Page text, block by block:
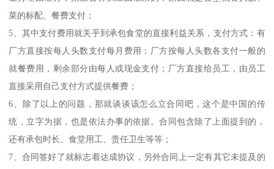
菜的标配、餐费支付；
5、其中支付费用就关乎到承包食堂的直接利益关系，支付方式：有
厂方直接按每人头数支付每月费用；厂方按每人头数各支付一般的
就餐费用，剩余部分由每人或现金支付；厂方直接给员工，由员工
直接采用自己支付方式提供餐费；
6、除了以上的问题，那就谈谈该怎么立合同吧，这个是中国的传
统，立字为据，也是依法办事的依据。合同包含除了上面提到的，
还有承包时长、食堂用工、责任卫生等等；
7、合同签好了就标志着达成协议，另外合同上一定有其它未提及的